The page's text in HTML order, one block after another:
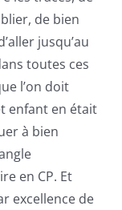
de bien
jusqu’au
toutes ces
l’on doit
enfant en était
à bien
en CP. Et
excellence de